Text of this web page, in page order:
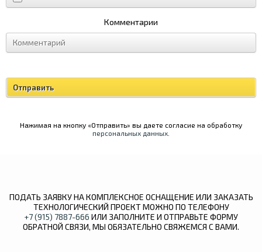
Комментарии
Нажимая на кнопку «Отправить» вы даете согласие на обработку
персональных данных
ПОДАТЬ ЗАЯВКУ НА КОМПЛЕКСНОЕ ОСНАЩЕНИЕ ИЛИ ЗАКАЗАТЬ
ТЕХНОЛОГИЧЕСКИЙ ПРОЕКТ МОЖНО ПО ТЕЛЕФОНУ
+7 (915) 7887-666 ИЛИ ЗАПОЛНИТЕ И ОТПРАВЬТЕ ФОРМУ
ОБРАТНОЙ СВЯЗИ, МЫ ОБЯЗАТЕЛЬНО СВЯЖЕМСЯ С ВАМИ.